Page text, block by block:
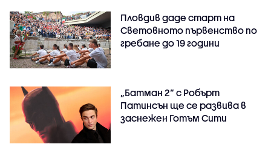
Пловдив даде старт на
Световното първенство по
гребане до 19 години
„Батман 2“ с Робърт
Патинсън ще се развива в
заснежен Готъм Сити